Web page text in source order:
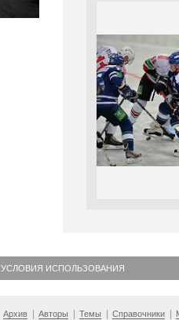
УСЛОВИЯ ИСПОЛЬЗОВАНИЯ
Архив Авторы Темы Справочники